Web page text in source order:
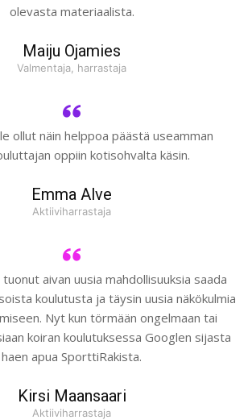
olevasta materiaalista.
Maiju Ojamies
Valmentaja, harrastaja
ollut näin helppoa päästä useamman
oppiin kotisohvalta käsin.
Emma Alve
Aktiiviharrastaja
aivan uusia mahdollisuuksia saada
koulutusta ja täysin uusia näkökulmia
Nyt kun törmään ongelmaan tai
koiran koulutuksessa Googlen sijasta
haen apua SporttiRakista.
Kirsi Maansaari
Aktiiviharrastaja